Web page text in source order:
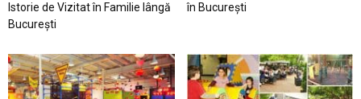
Istorie de Vizitat în Familie lângă
București
în București